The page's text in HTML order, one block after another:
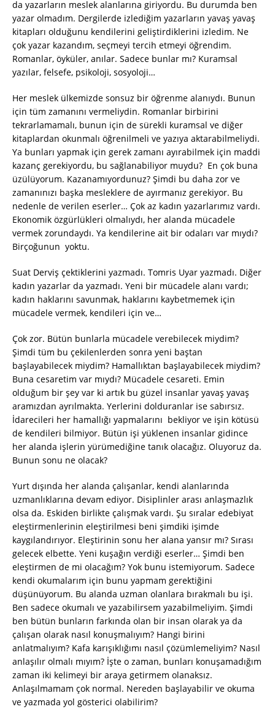
da yazarların meslek alanlarına giriyordu. Bu durumda ben
yazar olmadım. Dergilerde izlediğim yazarların yavaş yavaş
kitapları olduğunu kendilerini geliştirdiklerini izledim. Ne
çok yazar kazandım, seçmeyi tercih etmeyi öğrendim.
Romanlar, öyküler, anılar. Sadece bunlar mı? Kuramsal
yazılar, felsefe, psikoloji, sosyoloji…
Her meslek ülkemizde sonsuz bir öğrenme alanıydı. Bunun
için tüm zamanını vermeliydin. Romanlar birbirini
tekrarlamamalı, bunun için de sürekli kuramsal ve diğer
kitaplardan okunmalı öğrenilmeli ve yazıya aktarabilmeliydi.
Ya bunları yapmak için gerek zamanı ayırabilmek için maddi
kazanç gerekiyordu, bu sağlanabiliyor muydu? En çok buna
üzülüyorum. Kazanamıyordunuz? Şimdi bu daha zor ve
zamanınızı başka mesleklere de ayırmanız gerekiyor. Bu
nedenle de verilen eserler… Çok az kadın yazarlarımız vardı.
Ekonomik özgürlükleri olmalıydı, her alanda mücadele
vermek zorundaydı. Ya kendilerine ait bir odaları var mıydı?
Birçoğunun yoktu.
Suat Derviş çektiklerini yazmadı. Tomris Uyar yazmadı. Diğer
kadın yazarlar da yazmadı. Yeni bir mücadele alanı vardı;
kadın haklarını savunmak, haklarını kaybetmemek için
mücadele vermek, kendileri için ve…
Çok zor. Bütün bunlarla mücadele verebilecek miydim?
Şimdi tüm bu çekilenlerden sonra yeni baştan
başlayabilecek miydim? Hamallıktan başlayabilecek miydim?
Buna cesaretim var mıydı? Mücadele cesareti. Emin
olduğum bir şey var ki artık bu güzel insanlar yavaş yavaş
aramızdan ayrılmakta. Yerlerini dolduranlar ise sabırsız.
İdarecileri her hamallığı yapmalarını bekliyor ve işin kötüsü
de kendileri bilmiyor. Bütün işi yüklenen insanlar gidince
her alanda işlerin yürümediğine tanık olacağız. Oluyoruz da.
Bunun sonu ne olacak?
Yurt dışında her alanda çalışanlar, kendi alanlarında
uzmanlıklarına devam ediyor. Disiplinler arası anlaşmazlık
olsa da. Eskiden birlikte çalışmak vardı. Şu sıralar edebiyat
eleştirmenlerinin eleştirilmesi beni şimdiki işimde
kaygılandırıyor. Eleştirinin sonu her alana yansır mı? Sırası
gelecek elbette. Yeni kuşağın verdiği eserler… Şimdi ben
eleştirmen de mi olacağım? Yok bunu istemiyorum. Sadece
kendi okumalarım için bunu yapmam gerektiğini
düşünüyorum. Bu alanda uzman olanlara bırakmalı bu işi.
Ben sadece okumalı ve yazabilirsem yazabilmeliyim. Şimdi
ben bütün bunların farkında olan bir insan olarak ya da
çalışan olarak nasıl konuşmalıyım? Hangi birini
anlatmalıyım? Kafa karışıklığımı nasıl çözümlemeliyim? Nasıl
anlaşılır olmalı mıyım? İşte o zaman, bunları konuşamadığım
zaman iki kelimeyi bir araya getirmem olanaksız.
Anlaşılmamam çok normal. Nereden başlayabilir ve okuma
ve yazmada yol gösterici olabilirim?